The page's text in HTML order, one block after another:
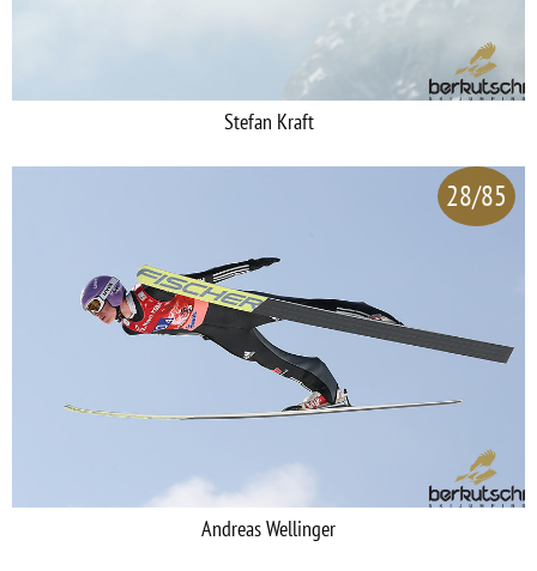
Stefan Kraft
28/85
Andreas Wellinger